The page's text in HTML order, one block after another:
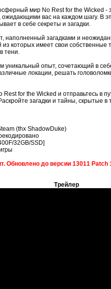
мир No Rest for the Wicked -
вас на каждом шагу. В
в себе секреты и загадки.
наполненный загадками и
которых имеет свои собственные
тени.
уникальный опыт, сочетающий в
локации, решать
Rest for the Wicked и отправьтесь в
загадки и тайны, скрытые в
(thx ShadowDuke)
32GB/SSD]
Обновлено до версии 13011 Patch
Трейлер